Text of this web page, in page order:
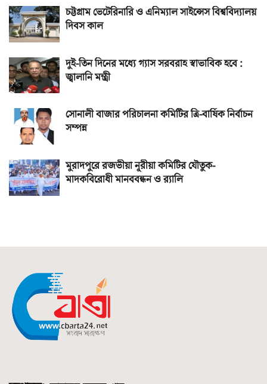
চট্টগ্রাম ভেটেরিনারি ও এনিম্যাল সাইন্সেস বিশ্ববিদ্যালয়
দিবস কাল
দুই-তিন দিনের মধ্যে গ্যাস সরবরাহ স্বাভাবিক হবে :
জ্বালানি মন্ত্রী
সোনালী বাজার পরিচালনা কমিটির ত্রি-বার্ষিক নির্বাচন
সম্পন্ন
মুরাদপুরে রজভীয়া নূরীয়া কমিটির যৌতুক-
মাদকবিরোধী মানববন্ধন ও র‌্যালি